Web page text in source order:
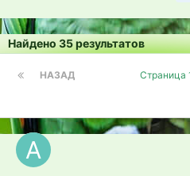
Найдено 35 результатов
НАЗАД Страница